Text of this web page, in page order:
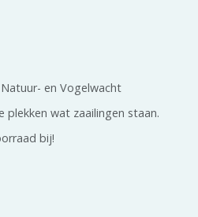
en Vogelwacht
plekken wat zaailingen staan.
bij!